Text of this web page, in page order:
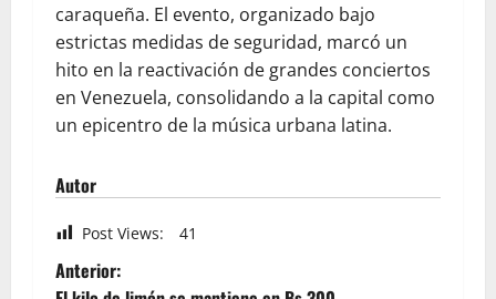
caraqueña. El evento, organizado bajo
estrictas medidas de seguridad, marcó un
hito en la reactivación de grandes conciertos
en Venezuela, consolidando a la capital como
un epicentro de la música urbana latina.
Autor
Post Views: 41
Anterior: